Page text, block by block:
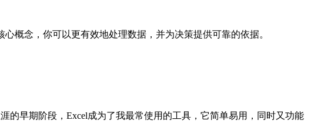
心概念，你可以更有效地处理数据，并为决策提供可靠的依据。
的早期阶段，Excel成为了我最常使用的工具，它简单易用，同时又功能